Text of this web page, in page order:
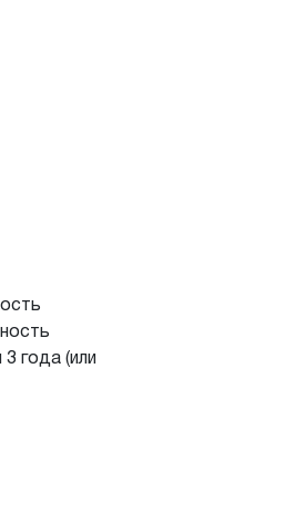
года (или